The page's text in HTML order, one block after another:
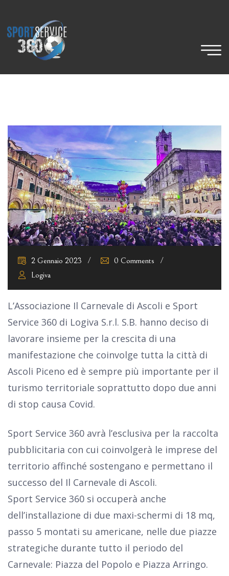
2 Gennaio 2023
0 Comments
Logiva
L’Associazione Il Carnevale di Ascoli e Sport
Service 360 di Logiva S.r.l. S.B. hanno deciso di
lavorare insieme per la crescita di una
manifestazione che coinvolge tutta la città di
Ascoli Piceno ed è sempre più importante per il
turismo territoriale soprattutto dopo due anni
di stop causa Covid.
Sport Service 360 avrà l’esclusiva per la raccolta
pubblicitaria con cui coinvolgerà le imprese del
territorio affinché sostengano e permettano il
successo del Il Carnevale di Ascoli.
Sport Service 360 si occuperà anche
dell’installazione di due maxi-schermi di 18 mq,
passo 5 montati su americane, nelle due piazze
strategiche durante tutto il periodo del
Carnevale: Piazza del Popolo e Piazza Arringo.